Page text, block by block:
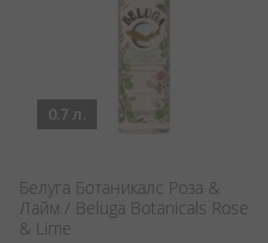
0.7 л.
Белуга Ботаникалс Роза &
Лайм / Beluga Botanicals Rose
& Lime